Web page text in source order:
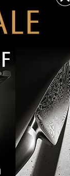
【手数料】
330円（
【代金引
ご注文
す。
比較する
ック融合
フチ：ク
本体：ほ
取手：ス
蓋：強化
つまみ：
ドイツ
品仕様）
IH使用:可
食器洗浄
オーブン
生まれた 独
せ一層化し、非